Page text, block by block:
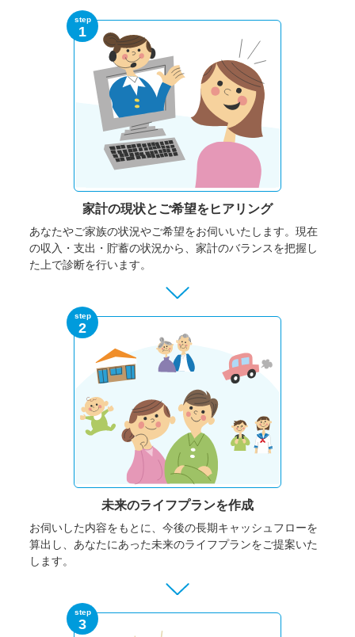
step
1
家計の現状と ご希望をヒアリング
あなたやご家族の状況やご希望をお伺いいたします。 現在
の収入・支出・貯蓄の状況から、家計のバランスを把握し
た上で診断を行います。
step
2
未来のライフプランを作成
お伺いした内容をもとに、今後の長期キャッシュフローを
算出し、あなたにあった未来のライフプランをご提案いた
します。
step
3